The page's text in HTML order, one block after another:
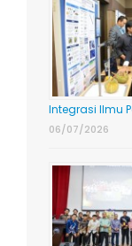
Integrasi Ilmu
06/07/2026